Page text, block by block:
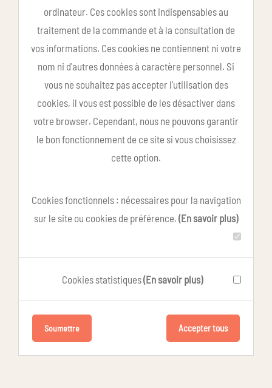
ordinateur. Ces cookies sont indispensables au
traitement de la commande et à la consultation de
vos informations. Ces cookies ne contiennent ni votre
nom ni d'autres données à caractère personnel. Si
vous ne souhaitez pas accepter l'utilisation des
cookies, il vous est possible de les désactiver dans
votre browser. Cependant, nous ne pouvons garantir
le bon fonctionnement de ce site si vous choisissez
cette option.
Cookies fonctionnels : nécessaires pour la navigation
sur le site ou cookies de préférence. (En savoir plus)
Cookies statistiques(En savoir plus)
Soumettre Accepter tous